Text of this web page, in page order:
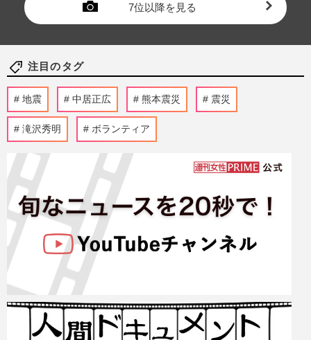
7位以降を見る
注目のタグ
地震 中居正広 熊本震災 震災
滝沢秀明 ボランティア